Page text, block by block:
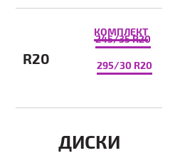
R20
КОМПЛЕКТ
245/35 R20
295/30 R20
ДИСКИ